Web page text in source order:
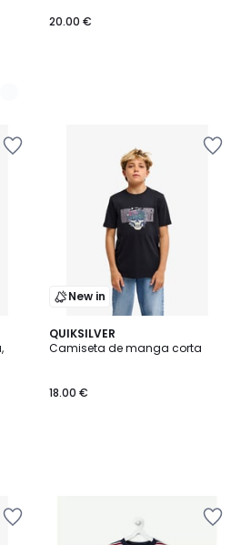
20.00 €
New in
QUIKSILVER
Camiseta de manga corta
18.00 €